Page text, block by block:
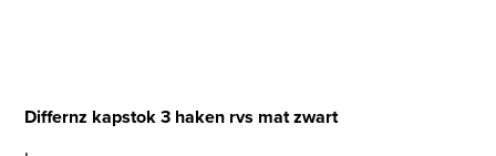
Differnz kapstok 3 haken rvs mat zwart